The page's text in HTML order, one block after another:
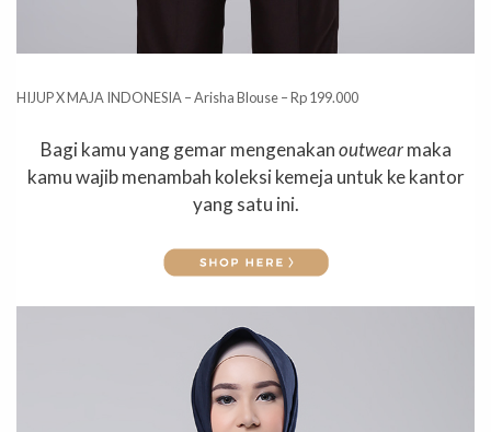
HIJUP X MAJA INDONESIA – Arisha Blouse – Rp 199.000
Bagi kamu yang gemar mengenakanoutwearmaka
kamu wajib menambah koleksi kemeja untuk ke kantor
yang satu ini.